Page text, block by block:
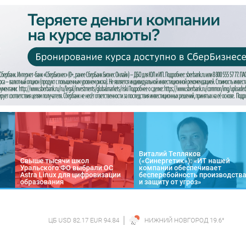
Свыше тысячи школ
Уральского ФО выбрали ОС
Astra Linux для цифровизации
образования
Виталий Тепляков
(«Синергетик»): «ИТ нашей
компании обеспечивает
бесперебойность производства
и защиту от угроз»
ЦБ USD 82.17 EUR 94.84 НИЖНИЙ НОВГОРОД 19.6°